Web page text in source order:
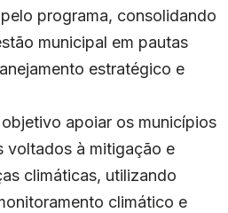
programa, consolidando
municipal em pautas
estratégico e
apoiar os municípios
voltados à mitigação e
climáticas, utilizando
climático e